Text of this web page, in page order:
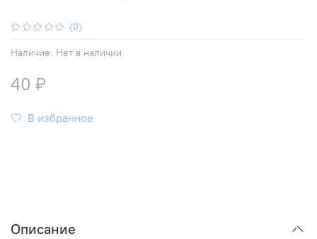
(0)
Наличие: Нет в наличии
40 ₽
В избранное
Описание